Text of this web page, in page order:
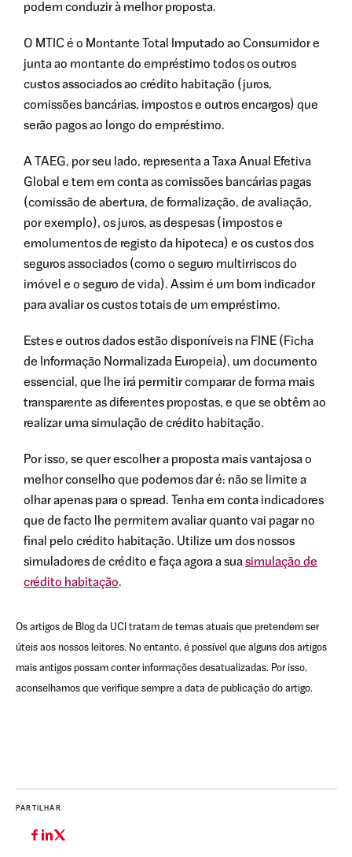
podem conduzir à melhor proposta.
O MTIC é o Montante Total Imputado ao Consumidor e
junta ao montante do empréstimo todos os outros
custos associados ao crédito habitação (juros,
comissões bancárias, impostos e outros encargos) que
serão pagos ao longo do empréstimo.
A TAEG, por seu lado, representa a Taxa Anual Efetiva
Global e tem em conta as comissões bancárias pagas
(comissão de abertura, de formalização, de avaliação,
por exemplo), os juros, as despesas (impostos e
emolumentos de registo da hipoteca) e os custos dos
seguros associados (como o seguro multirriscos do
imóvel e o seguro de vida). Assim é um bom indicador
para avaliar os custos totais de um empréstimo.
Estes e outros dados estão disponíveis na FINE (Ficha
de Informação Normalizada Europeia), um documento
essencial, que lhe irá permitir comparar de forma mais
transparente as diferentes propostas, e que se obtêm ao
realizar uma simulação de crédito habitação.
Por isso, se quer escolher a proposta mais vantajosa o
melhor conselho que podemos dar é: não se limite a
olhar apenas para o spread. Tenha em conta indicadores
que de facto lhe permitem avaliar quanto vai pagar no
final pelo crédito habitação. Utilize um dos nossos
simuladores de crédito e faça agora a suasimulação de
crédito habitação.
Os artigos de Blog da UCI tratam de temas atuais que pretendem ser
úteis aos nossos leitores. No entanto, é possível que alguns dos artigos
mais antigos possam conter informações desatualizadas. Por isso,
aconselhamos que verifique sempre a data de publicação do artigo.
PARTILHAR